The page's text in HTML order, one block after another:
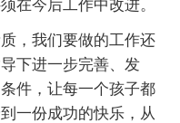
在今后工作中改进。
，我们要做的工作还
下进一步完善、发
件，让每一个孩子都
一份成功的快乐，从